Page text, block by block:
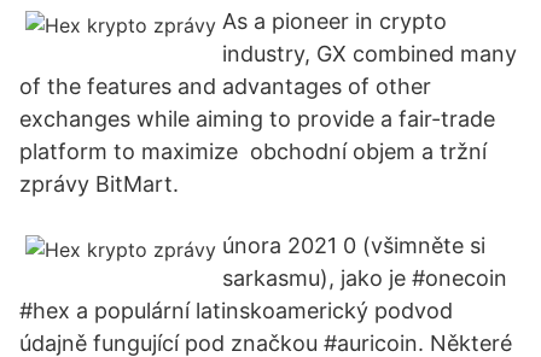
As a pioneer in crypto
industry, GX combined many
of the features and advantages of other
exchanges while aiming to provide a fair-trade
platform to maximize obchodní objem a tržní
zprávy BitMart.
února 2021 0 (všimněte si
sarkasmu), jako je #onecoin
#hex a populární latinskoamerický podvod
údajně fungující pod značkou #auricoin. Některé